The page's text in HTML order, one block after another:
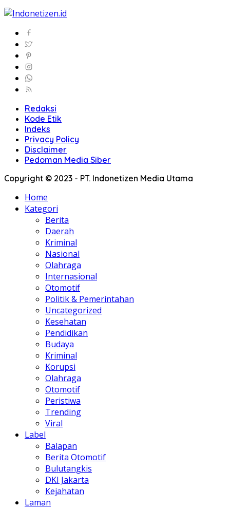
Redaksi
Kode Etik
Indeks
Privacy Policy
Disclaimer
Pedoman Media Siber
Copyright © 2023 - PT. Indonetizen Media Utama
Home
Kategori
Berita
Daerah
Kriminal
Nasional
Olahraga
Internasional
Otomotif
Politik & Pemerintahan
Uncategorized
Kesehatan
Pendidikan
Budaya
Kriminal
Korupsi
Olahraga
Otomotif
Peristiwa
Trending
Viral
Label
Balapan
Berita Otomotif
Bulutangkis
DKI Jakarta
Kejahatan
Laman